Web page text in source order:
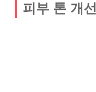
피부 톤 개선